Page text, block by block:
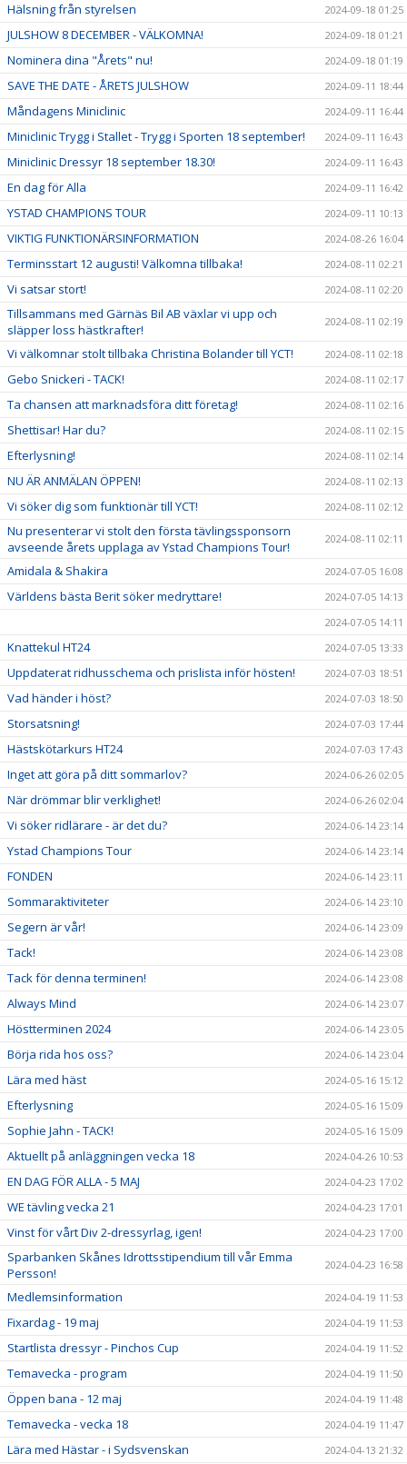
Hälsning från styrelsen 2024-09-18 01:25
JULSHOW 8 DECEMBER - VÄLKOMNA! 2024-09-18 01:21
Nominera dina "Årets" nu! 2024-09-18 01:19
SAVE THE DATE - ÅRETS JULSHOW 2024-09-11 18:44
Måndagens Miniclinic 2024-09-11 16:44
Miniclinic Trygg i Stallet - Trygg i Sporten 18 september! 2024-09-11 16:43
Miniclinic Dressyr 18 september 18.30! 2024-09-11 16:43
En dag för Alla 2024-09-11 16:42
YSTAD CHAMPIONS TOUR 2024-09-11 10:13
VIKTIG FUNKTIONÄRSINFORMATION 2024-08-26 16:04
Terminsstart 12 augusti! Välkomna tillbaka! 2024-08-11 02:21
Vi satsar stort! 2024-08-11 02:20
Tillsammans med Gärnäs Bil AB växlar vi upp och
släpper loss hästkrafter!
2024-08-11 02:19
Vi välkomnar stolt tillbaka Christina Bolander till YCT! 2024-08-11 02:18
Gebo Snickeri - TACK! 2024-08-11 02:17
Ta chansen att marknadsföra ditt företag! 2024-08-11 02:16
Shettisar! Har du? 2024-08-11 02:15
Efterlysning! 2024-08-11 02:14
NU ÄR ANMÄLAN ÖPPEN! 2024-08-11 02:13
Vi söker dig som funktionär till YCT! 2024-08-11 02:12
Nu presenterar vi stolt den första tävlingssponsorn
avseende årets upplaga av Ystad Champions Tour!
2024-08-11 02:11
Amidala & Shakira 2024-07-05 16:08
Världens bästa Berit söker medryttare!
2024-07-05 14:13
2024-07-05 14:11
Knattekul HT24 2024-07-05 13:33
Uppdaterat ridhusschema och prislista inför hösten! 2024-07-03 18:51
Vad händer i höst? 2024-07-03 18:50
Storsatsning! 2024-07-03 17:44
Hästskötarkurs HT24 2024-07-03 17:43
Inget att göra på ditt sommarlov? 2024-06-26 02:05
När drömmar blir verklighet! 2024-06-26 02:04
Vi söker ridlärare - är det du? 2024-06-14 23:14
Ystad Champions Tour 2024-06-14 23:14
FONDEN 2024-06-14 23:11
Sommaraktiviteter 2024-06-14 23:10
Segern är vår! 2024-06-14 23:09
Tack! 2024-06-14 23:08
Tack för denna terminen! 2024-06-14 23:08
Always Mind 2024-06-14 23:07
Höstterminen 2024 2024-06-14 23:05
Börja rida hos oss? 2024-06-14 23:04
Lära med häst 2024-05-16 15:12
Efterlysning 2024-05-16 15:09
Sophie Jahn - TACK! 2024-05-16 15:09
Aktuellt på anläggningen vecka 18 2024-04-26 10:53
EN DAG FÖR ALLA - 5 MAJ 2024-04-23 17:02
WE tävling vecka 21 2024-04-23 17:01
Vinst för vårt Div 2-dressyrlag, igen! 2024-04-23 17:00
Sparbanken Skånes Idrottsstipendium till vår Emma
Persson!
2024-04-23 16:58
Medlemsinformation 2024-04-19 11:53
Fixardag - 19 maj 2024-04-19 11:53
Startlista dressyr - Pinchos Cup 2024-04-19 11:52
Temavecka - program 2024-04-19 11:50
Öppen bana - 12 maj 2024-04-19 11:48
Temavecka - vecka 18 2024-04-19 11:47
Lära med Hästar - i Sydsvenskan 2024-04-13 21:32